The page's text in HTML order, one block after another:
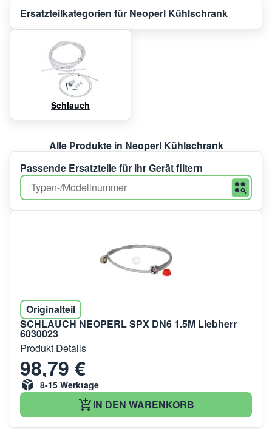
Ersatzteilkategorien für Neoperl Kühlschrank
Schlauch
Alle Produkte in Neoperl Kühlschrank
Passende Ersatzteile für Ihr Gerät filtern
Originalteil
SCHLAUCH NEOPERL SPX DN6 1.5M Liebherr
6030023
Produkt Details
98,79 €
8-15 Werktage
IN DEN WARENKORB